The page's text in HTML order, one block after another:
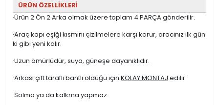
ÜRÜN ÖZELLİKLERİ
·Ürün 2 Ön 2 Arka olmak üzere toplam 4 PARÇA gönderilir.
·Araç kapı eşiği kısmını çizilmelere karşı korur, aracınız ilk gün
ki gibi yeni kalır.
·Uzun ömürlüdür, suya, güneşe dayanıklıdır.
·Arkası çift taraflı bantlı olduğu için KOLAY MONTAJ edilir
·Solma ya da kalkma yapmaz.